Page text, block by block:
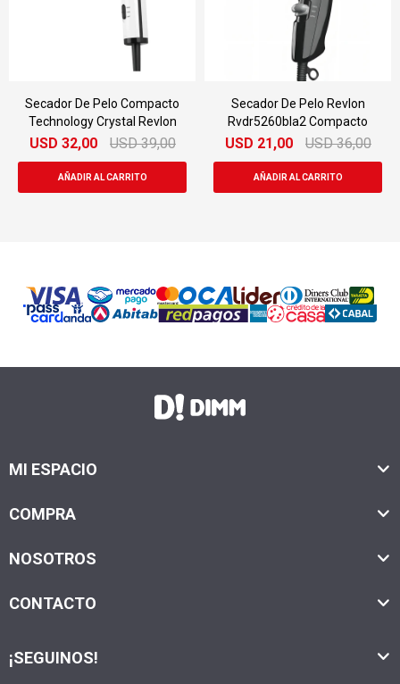
Secador De Pelo Compacto
Technology Crystal Revlon
USD 32,00 USD 39,00
Secador De Pelo Revlon
Rvdr5260bla2 Compacto
USD 21,00 USD 36,00
MI ESPACIO
COMPRA
NOSOTROS
CONTACTO
¡SEGUINOS!